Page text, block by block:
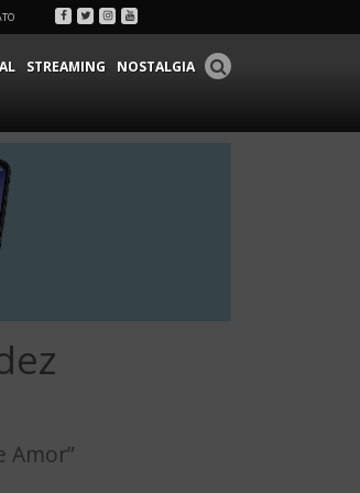
Facebook
Twitter
Instagram
Youtube
STREAMING NOSTALGIA
Amor”